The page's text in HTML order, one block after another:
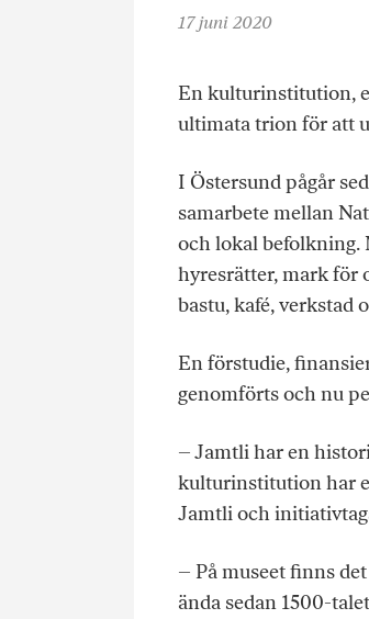
17 juni 2020
En kulturinstitution,
ultimata trion för att
I Östersund pågår
samarbete mellan
och lokal befolkning.
hyresrätter, mark för
bastu, kafé, verkstad
En förstudie,
genomförts och nu
– Jamtli har en
kulturinstitution har
Jamtli och
– På museet finns
ända sedan 1500-